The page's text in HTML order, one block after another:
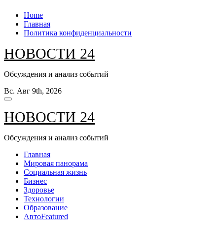
Перейти
содержанию
Home
Главная
Политика конфиденциальности
НОВОСТИ 24
Обсуждения и анализ событий
Вс. Авг 9th, 2026
НОВОСТИ 24
Обсуждения и анализ событий
Главная
Мировая панорама
Социальная жизнь
Бизнес
Здоровье
Технологии
Образование
АвтоFeatured